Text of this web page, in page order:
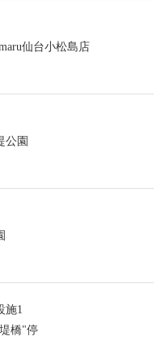
仙台小松島店
公園
施1
橋"停